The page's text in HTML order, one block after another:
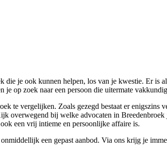
die je ook kunnen helpen, los van je kwestie. Er
op zoek naar een persoon die uitermate
te vergelijken. Zoals gezegd bestaat er
overwegend bij welke advocaten in
een vrij intieme en persoonlijke affaire is.
een gepast aanbod. Via ons krijg je